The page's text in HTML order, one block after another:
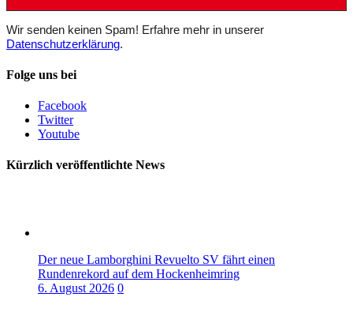
Wir senden keinen Spam! Erfahre mehr in unserer
Datenschutzerklärung.
Folge uns bei
Facebook
Twitter
Youtube
Kürzlich veröffentlichte News
Der neue Lamborghini Revuelto SV fährt einen
Rundenrekord auf dem Hockenheimring
6. August 2026 0